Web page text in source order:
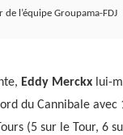
l’équipe Groupama-FDJ
Eddy Merckx lui-
du Cannibale avec
(5 sur le Tour, 6